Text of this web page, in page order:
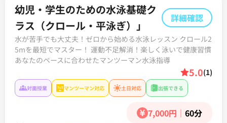
幼児・学生のための水泳基礎ク
ラス（クロール・平泳ぎ）」
詳細確認
水が苦手でも大丈夫！ゼロから始める水泳レッスン クロール2
5mを最短でマスター！ 運動不足解消！楽しく泳いで健康習慣
あなたのペースに合わせたマンツーマン水泳指導
5.0(1)
対面授業 マンツーマン対応 土日対応 出張できる
7,000円 ｜ 60分